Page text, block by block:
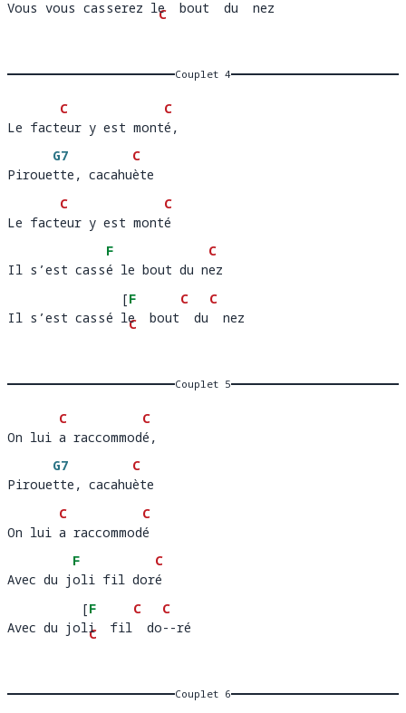
Vous vous casserez e  b
C
n ez
Vous vous casserez le  bout  du  nez
Couplet 4
Le fact
C
eur y est mont
C
é
Le facteur y est monté,
Piroue
G7
tte, cacahu
C
è
Pirouette, cacahuète
Le fact
C
eur y est mont
C
é
Le facteur y est monté
Il s’est cass
F
é le bout du n
C
e
Il s’est cassé le bout du nez
Il s’est cassé
[F
e  b
C
n
C
ez
C
Il s’est cassé le  bout  du  nez
Couplet 5
On lui
C
a raccommod
C
é
On lui a raccommodé,
Piroue
G7
tte, cacahu
C
è
Pirouette, cacahuète
On lui
C
a raccommod
C
é
On lui a raccommodé
Avec du j
F
oli fil dor
C
é
Avec du joli fil doré
Avec du jo
[F
i  f
C
-r
C
é
C
Avec du joli  fil  do--ré
Couplet 6